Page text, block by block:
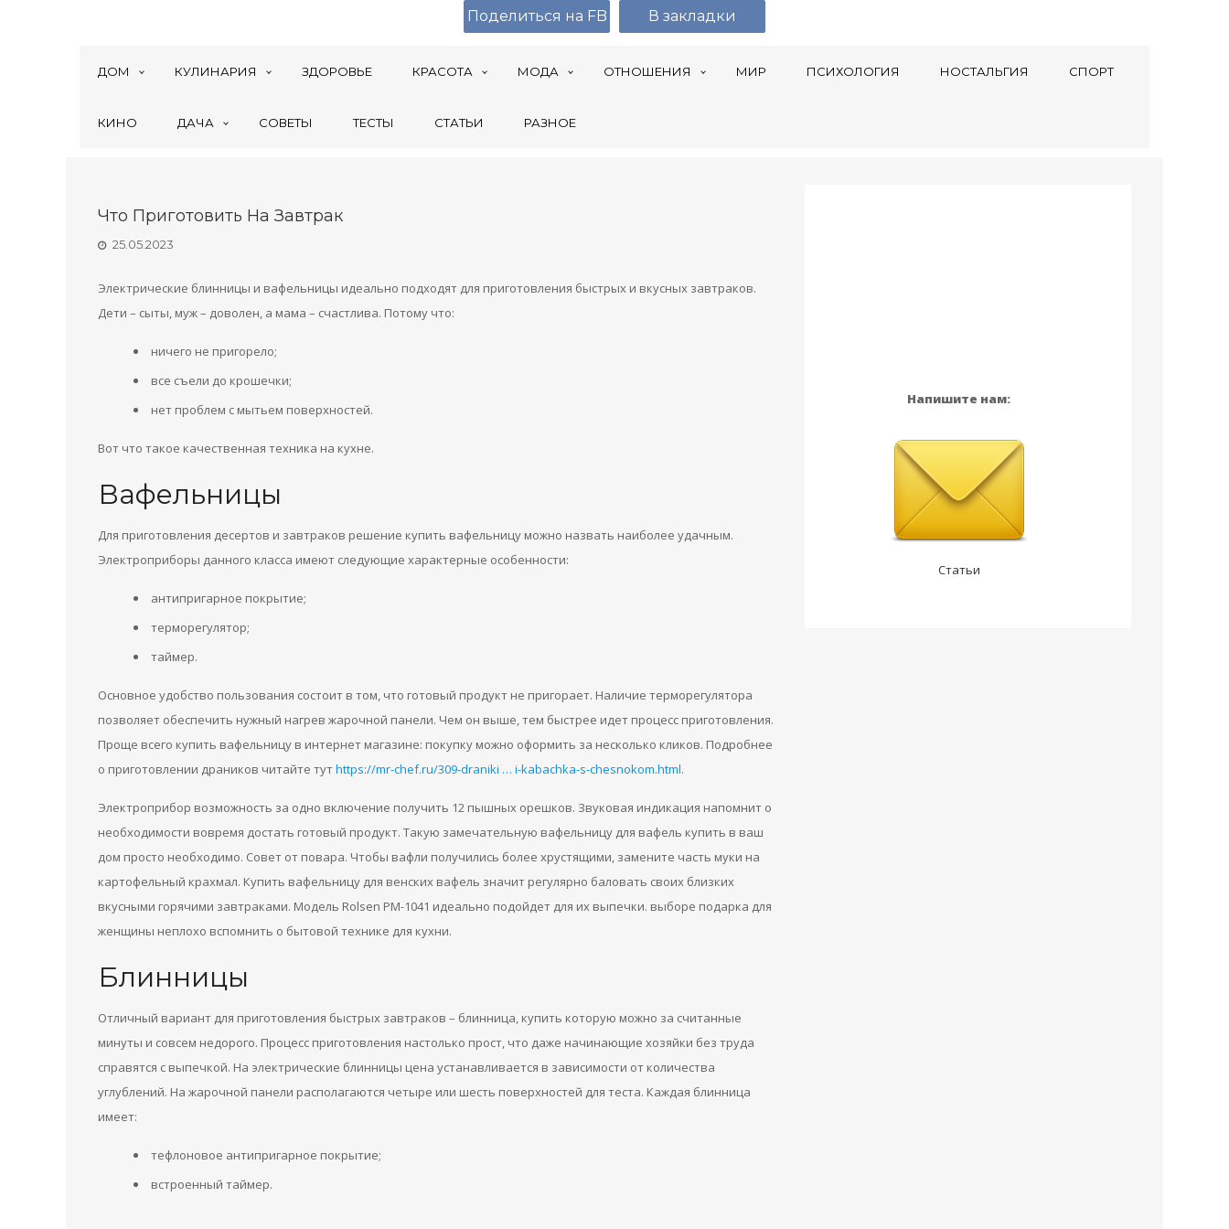
ДОМ КУЛИНАРИЯ ЗДОРОВЬЕ КРАСОТА МОДА ОТНОШЕНИЯ МИР ПСИХОЛОГИЯ НОСТАЛЬГИЯ СПОРТ
КИНО ДАЧА СОВЕТЫ ТЕСТЫ СТАТЬИ РАЗНОЕ
Что Приготовить На Завтрак
25.05.2023
Электрические блинницы и вафельницы идеально подходят для приготовления быстрых и вкусных завтраков.
Дети – сыты, муж – доволен, а мама – счастлива. Потому что:
ничего не пригорело;
все съели до крошечки;
нет проблем с мытьем поверхностей.
Вот что такое качественная техника на кухне.
Вафельницы
Для приготовления десертов и завтраков решение купить вафельницу можно назвать наиболее удачным.
Электроприборы данного класса имеют следующие характерные особенности:
антипригарное покрытие;
терморегулятор;
таймер.
Основное удобство пользования состоит в том, что готовый продукт не пригорает. Наличие терморегулятора
позволяет обеспечить нужный нагрев жарочной панели. Чем он выше, тем быстрее идет процесс приготовления.
Проще всего купить вафельницу в интернет магазине: покупку можно оформить за несколько кликов. Подробнее
о приготовлении драников читайте тутhttps://mr-chef.ru/309-draniki … i-kabachka-s-chesnokom.html.
Электроприбор возможность за одно включение получить 12 пышных орешков. Звуковая индикация напомнит о
необходимости вовремя достать готовый продукт. Такую замечательную вафельницу для вафель купить в ваш
дом просто необходимо. Совет от повара. Чтобы вафли получились более хрустящими, замените часть муки на
картофельный крахмал. Купить вафельницу для венских вафель значит регулярно баловать своих близких
вкусными горячими завтраками. Модель Rolsen PM-1041 идеально подойдет для их выпечки. выборе подарка для
женщины неплохо вспомнить о бытовой технике для кухни.
Блинницы
Отличный вариант для приготовления быстрых завтраков – блинница, купить которую можно за считанные
минуты и совсем недорого. Процесс приготовления настолько прост, что даже начинающие хозяйки без труда
справятся с выпечкой. На электрические блинницы цена устанавливается в зависимости от количества
углублений. На жарочной панели располагаются четыре или шесть поверхностей для теста. Каждая блинница
имеет:
тефлоновое антипригарное покрытие;
встроенный таймер.
Напишите нам:
Статьи
Поделиться на FB В закладки